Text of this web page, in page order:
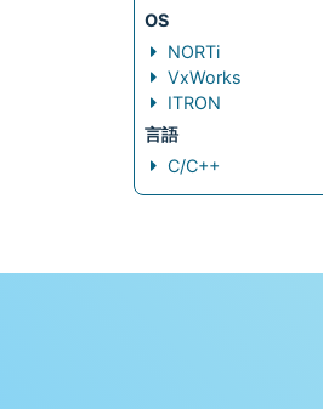
OS
NORTi
VxWorks
ITRON
言語
C/C++